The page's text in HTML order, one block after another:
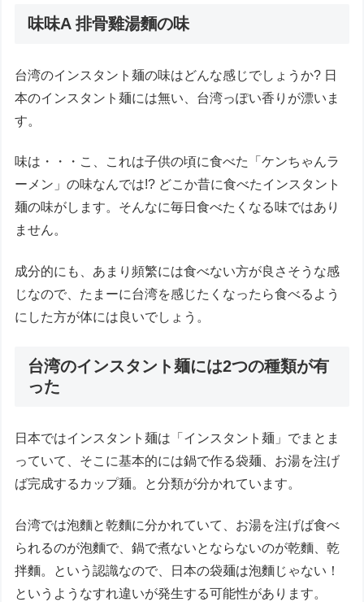
味味A 排骨雞湯麵の味
台湾のインスタント麺の味はどんな感じでしょうか? 日
本のインスタント麺には無い、台湾っぽい香りが漂いま
す。
味は・・・こ、これは子供の頃に食べた「ケンちゃんラ
ーメン」の味なんでは!? どこか昔に食べたインスタント
麺の味がします。そんなに毎日食べたくなる味ではあり
ません。
成分的にも、あまり頻繁には食べない方が良さそうな感
じなので、たまーに台湾を感じたくなったら食べるよう
にした方が体には良いでしょう。
台湾のインスタント麺には2つの種類が有
った
日本ではインスタント麺は「インスタント麺」でまとま
っていて、そこに基本的には鍋で作る袋麺、お湯を注げ
ば完成するカップ麺。と分類が分かれています。
台湾では泡麵と乾麵に分かれていて、お湯を注げば食べ
られるのが泡麵で、鍋で煮ないとならないのが乾麵、乾
拌麵。という認識なので、日本の袋麺は泡麵じゃない！
というようなすれ違いが発生する可能性があります。